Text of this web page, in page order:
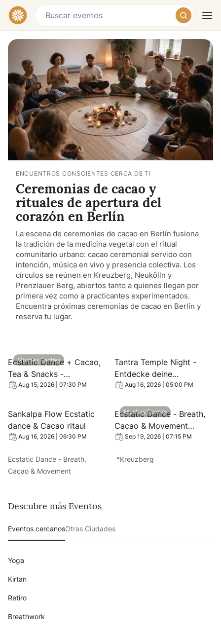
Hoy MañanaFin de semana
ENCUENTROS CONSCIENTES CERCA DE TI
Ceremonias de cacao y
rituales de apertura del
corazón en Berlín
La escena de ceremonias de cacao en Berlín fusiona
la tradición de la medicina vegetal con el ritual
comunitario urbano: cacao ceremonial servido con
intención, música en vivo y presencia colectiva. Los
círculos se reúnen en Kreuzberg, Neukölln y
Prenzlauer Berg, abiertos tanto a quienes llegan por
primera vez como a practicantes experimentados.
Encuentra próximas ceremonias de cacao en Berlín y
reserva tu lugar.
View event: Ecstatic Dance + Cacao, Tea & Snacks -
Muchas Fechas
Ecstatic Dance + Cacao,
Tea & Snacks -
Community Ecstatic
Aug 15, 2026 | 07:30 PM
Tantra Temple Night -
Entdecke deine
Sinnlichkeit
Aug 16, 2026 | 05:00 PM
View event: Sankalpa Flow Ecstatic dance & Cacao ritaul
Sankalpa Flow Ecstatic
dance & Cacao ritaul
Aug 16, 2026 | 06:30 PM
View event: Ecstatic
Muchas Fechas
Ecstatic Dance - Breath,
Cacao & Movement
(Kreuzberg)
Sep 19, 2026 | 07:15 PM
Ecstatic Dance - Breath,
Cacao & Movement
*Kreuzberg
Descubre más Eventos
Eventos cercanosOtras Ciudades
Yoga
Kirtan
Retiro
Breathwork